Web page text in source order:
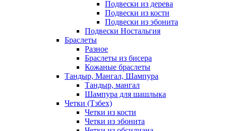
Подвески из дерева
Подвески из кости
Подвески из эбонита
Подвески Ностальгия
Браслеты
Разное
Браслеты из бисера
Кожаные браслеты
Тандыр, Мангал, Шампура
Тандыр, мангал
Шампура для шашлыка
Четки (Тзбех)
Четки из кости
Четки из эбонита